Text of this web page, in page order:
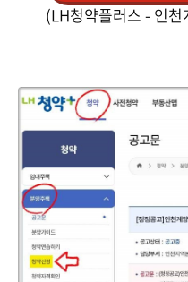
(LH청약플러스 - 인